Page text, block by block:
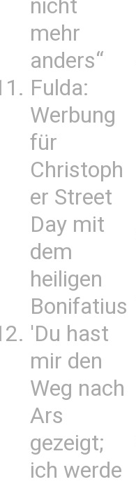
nicht
mehr
anders“
Fulda:
Werbung
für
Christoph
er Street
Day mit
dem
heiligen
Bonifatius
'Du hast
mir den
Weg nach
Ars
gezeigt;
ich werde